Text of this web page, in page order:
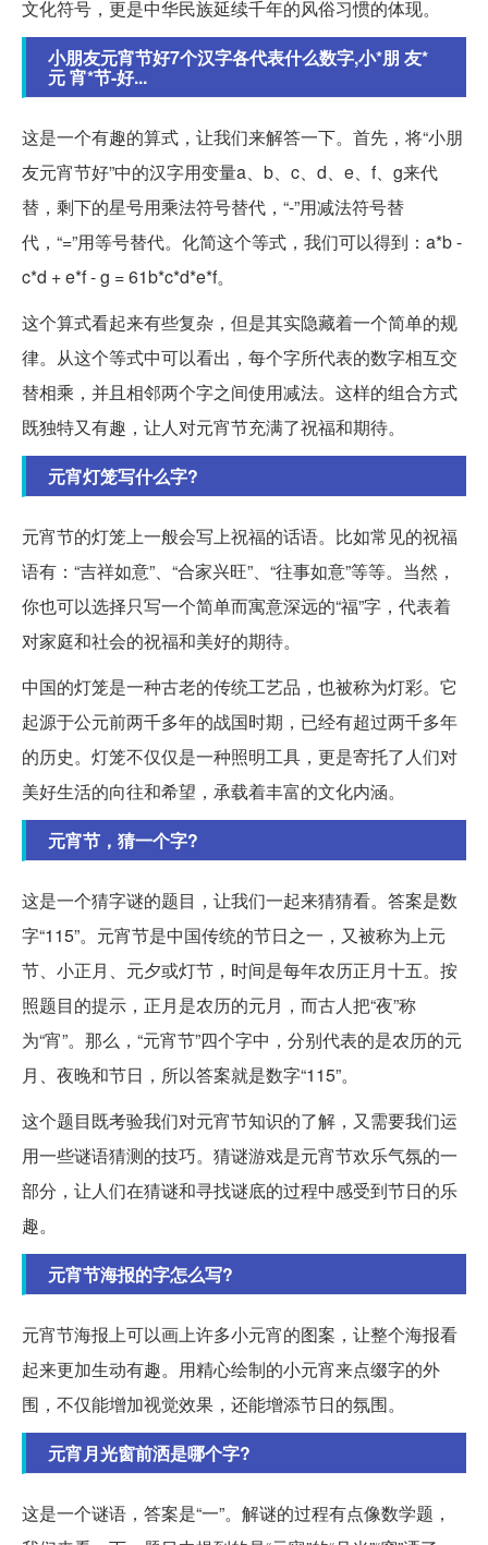
文化符号，更是中华民族延续千年的风俗习惯的体现。
小朋友元宵节好7个汉字各代表什么数字,小*朋 友*
元 宵*节-好...
这是一个有趣的算式，让我们来解答一下。首先，将“小朋
友元宵节好”中的汉字用变量a、b、c、d、e、f、g来代
替，剩下的星号用乘法符号替代，“-”用减法符号替
代，“=”用等号替代。化简这个等式，我们可以得到：a*b -
c*d + e*f - g = 61b*c*d*e*f。
这个算式看起来有些复杂，但是其实隐藏着一个简单的规
律。从这个等式中可以看出，每个字所代表的数字相互交
替相乘，并且相邻两个字之间使用减法。这样的组合方式
既独特又有趣，让人对元宵节充满了祝福和期待。
元宵灯笼写什么字?
元宵节的灯笼上一般会写上祝福的话语。比如常见的祝福
语有：“吉祥如意”、“合家兴旺”、“往事如意”等等。当然，
你也可以选择只写一个简单而寓意深远的“福”字，代表着
对家庭和社会的祝福和美好的期待。
中国的灯笼是一种古老的传统工艺品，也被称为灯彩。它
起源于公元前两千多年的战国时期，已经有超过两千多年
的历史。灯笼不仅仅是一种照明工具，更是寄托了人们对
美好生活的向往和希望，承载着丰富的文化内涵。
元宵节，猜一个字?
这是一个猜字谜的题目，让我们一起来猜猜看。答案是数
字“115”。元宵节是中国传统的节日之一，又被称为上元
节、小正月、元夕或灯节，时间是每年农历正月十五。按
照题目的提示，正月是农历的元月，而古人把“夜”称
为“宵”。那么，“元宵节”四个字中，分别代表的是农历的元
月、夜晚和节日，所以答案就是数字“115”。
这个题目既考验我们对元宵节知识的了解，又需要我们运
用一些谜语猜测的技巧。猜谜游戏是元宵节欢乐气氛的一
部分，让人们在猜谜和寻找谜底的过程中感受到节日的乐
趣。
元宵节海报的字怎么写?
元宵节海报上可以画上许多小元宵的图案，让整个海报看
起来更加生动有趣。用精心绘制的小元宵来点缀字的外
围，不仅能增加视觉效果，还能增添节日的氛围。
元宵月光窗前洒是哪个字?
这是一个谜语，答案是“一”。解谜的过程有点像数学题，